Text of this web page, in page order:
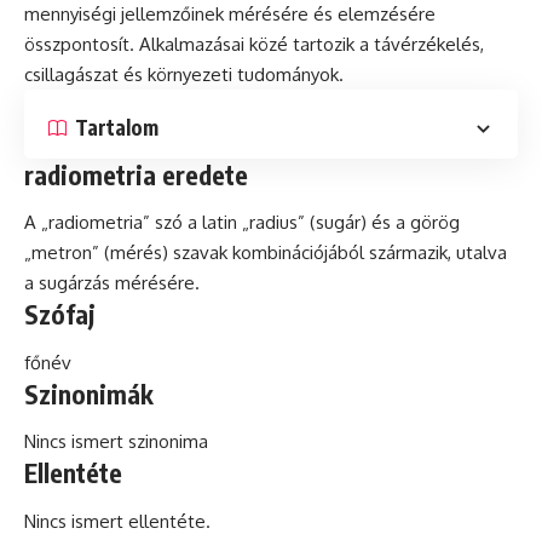
mennyiségi jellemzőinek mérésére és elemzésére
összpontosít. Alkalmazásai közé tartozik a távérzékelés,
csillagászat és környezeti tudományok.
Tartalom
radiometria eredete
A „radiometria” szó a latin „radius” (sugár) és a görög
„metron” (mérés) szavak kombinációjából származik, utalva
a sugárzás mérésére.
Szófaj
főnév
Szinonimák
Nincs ismert szinonima
Ellentéte
Nincs ismert ellentéte.